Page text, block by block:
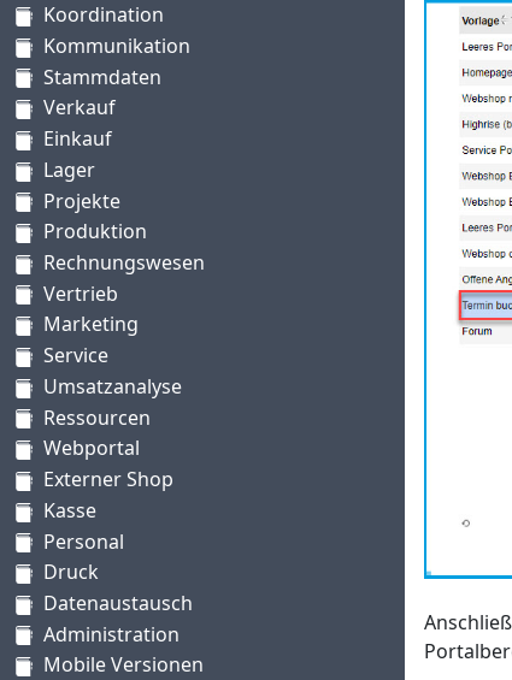
Koordination
Kommunikation
Stammdaten
Verkauf
Einkauf
Lager
Projekte
Produktion
Rechnungswesen
Vertrieb
Marketing
Service
Umsatzanalyse
Ressourcen
Webportal
Externer Shop
Kasse
Personal
Druck
Datenaustausch
Administration
Mobile Versionen